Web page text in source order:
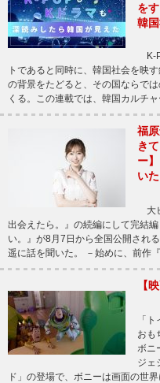
を
韓
K-
トであると同時に、韓国社会を映
の背景をたどると、その国ならで
くる。この連載では、韓国カルチ
福
き
ー
いた
大
出会えたら。』の続編にして完結
い。』が8月7日から全国公開され
遥に話を聞いた。 －始めに、前作
【
「
おも
ボニ
ジェ
ド」の登場で、ボニーは画面の世